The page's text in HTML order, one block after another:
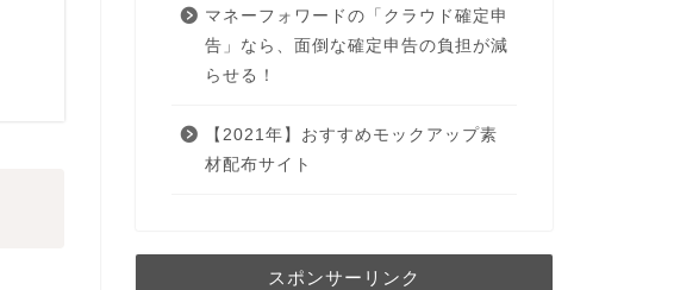
マネーフォワードの「クラウド確定申
告」なら、面倒な確定申告の負担が減
らせる！
【2021年】おすすめモックアップ素
材配布サイト
スポンサーリンク